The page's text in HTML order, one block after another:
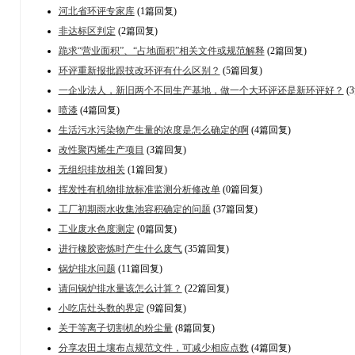
河北省环评专家库(1篇回复)
非达标区判定 (2篇回复)
跪求“营业面积”、“占地面积”相关文件或规范解释(2篇回复)
环评重新报批跟技改环评有什么区别？ (5篇回复)
一企业法人，新旧两个不同生产基地，做一个大环评还是新环评好？
喷漆(4篇回复)
生活污水污染物产生量的浓度是怎么确定的啊(4篇回复)
改性聚丙烯生产项目 (3篇回复)
无组织排放相关(1篇回复)
挥发性有机物排放标准监测分析修改单(0篇回复)
工厂初期雨水收集池容积确定的问题 (37篇回复)
工业废水色度测定 (0篇回复)
进行橡胶密炼时产生什么废气(35篇回复)
锅炉排水问题 (11篇回复)
请问锅炉排水量该怎么计算？ (22篇回复)
小吃店灶头数的界定 (9篇回复)
关于等离子切割机的粉尘量(8篇回复)
分享农田土壤布点规范文件，可减少相应点数(4篇回复)